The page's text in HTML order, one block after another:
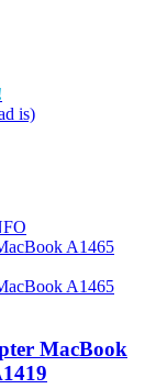
is)
MacBook